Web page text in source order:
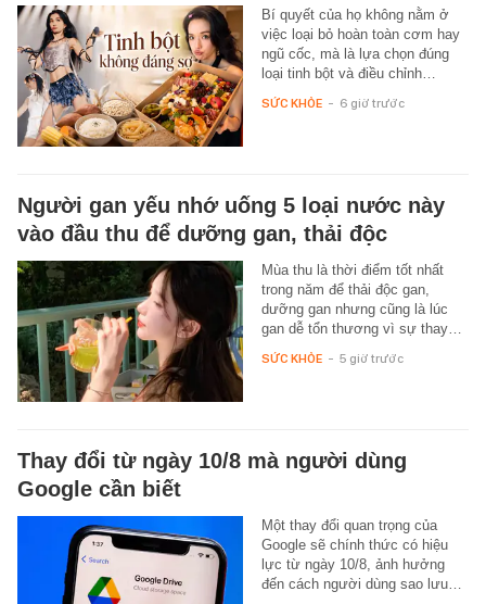
Bí quyết của họ không nằm ở
việc loại bỏ hoàn toàn cơm hay
ngũ cốc, mà là lựa chọn đúng
loại tinh bột và điều chỉnh…
SỨC KHỎE - 6 giờ trước
Người gan yếu nhớ uống 5 loại nước này
vào đầu thu để dưỡng gan, thải độc
Mùa thu là thời điểm tốt nhất
trong năm để thải độc gan,
dưỡng gan nhưng cũng là lúc
gan dễ tổn thương vì sự thay…
SỨC KHỎE - 5 giờ trước
Thay đổi từ ngày 10/8 mà người dùng
Google cần biết
Một thay đổi quan trọng của
Google sẽ chính thức có hiệu
lực từ ngày 10/8, ảnh hưởng
đến cách người dùng sao lưu…